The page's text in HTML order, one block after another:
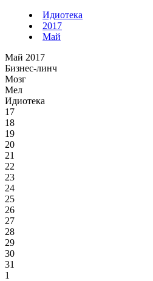
Идиотека
2017
Май
Май 2017
Бизнес-линч
Мозг
Мел
Идиотека
17
18
19
20
21
22
23
24
25
26
27
28
29
30
31
1